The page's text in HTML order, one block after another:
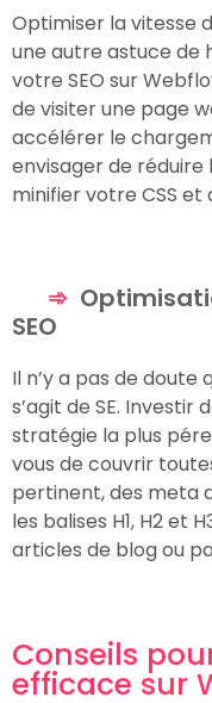
Optimiser la vitesse
une autre astuce de
votre SEO sur
de visiter une page
accélérer le
envisager de réduire
minifier votre CSS et
SEO
Il n’y a pas de doute
s’agit de SE.
stratégie la plus
vous de couvrir
pertinent, des meta
les balises H1, H2 et
articles de blog ou
Conseils
efficace sur